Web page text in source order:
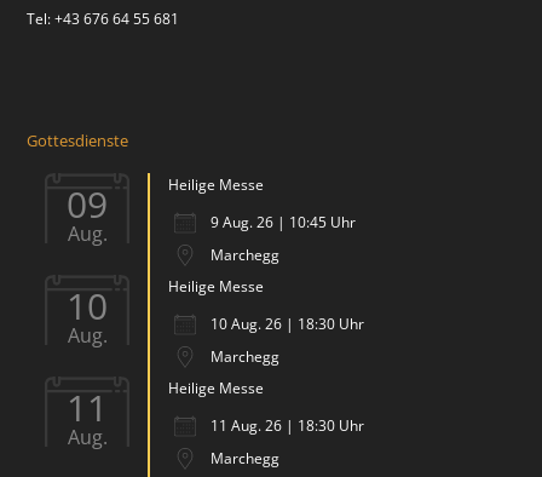
Tel: +43 676 64 55 681
Gottesdienste
09
Aug.
Heilige Messe
9 Aug. 26 | 10:45 Uhr
Marchegg
10
Aug.
Heilige Messe
10 Aug. 26 | 18:30 Uhr
Marchegg
11
Aug.
Heilige Messe
11 Aug. 26 | 18:30 Uhr
Marchegg